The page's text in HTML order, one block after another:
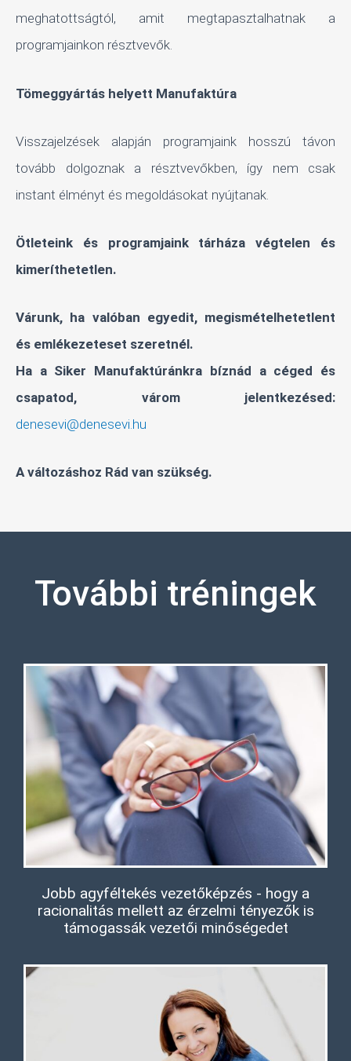
meghatottságtól, amit megtapasztalhatnak a
programjainkon résztvevők.
Tömeggyártás helyett Manufaktúra
Visszajelzések alapján programjaink hosszú távon
tovább dolgoznak a résztvevőkben, így nem csak
instant élményt és megoldásokat nyújtanak.
Ötleteink és programjaink tárháza végtelen és
kimeríthetetlen.
Várunk, ha valóban egyedit, megismételhetetlent
és emlékezeteset szeretnél.
Ha a Siker Manufaktúránkra bíznád a céged és
csapatod, várom jelentkezésed:
denesevi@denesevi.hu
A változáshoz Rád van szükség.
További tréningek
Jobb agyféltekés vezetőképzés - hogy a
racionalitás mellett az érzelmi tényezők is
támogassák vezetői minőségedet